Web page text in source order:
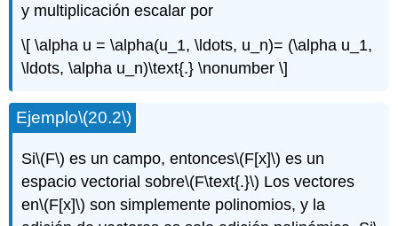
y multiplicación escalar por
\[ \alpha u = \alpha(u_1, \ldots, u_n)= (\alpha u_1,
\ldots, \alpha u_n)\text{.} \nonumber \]
Ejemplo\(20.2\)
Si\(F\) es un campo, entonces\(F[x]\) es un
espacio vectorial sobre\(F\text{.}\) Los vectores
en\(F[x]\) son simplemente polinomios, y la